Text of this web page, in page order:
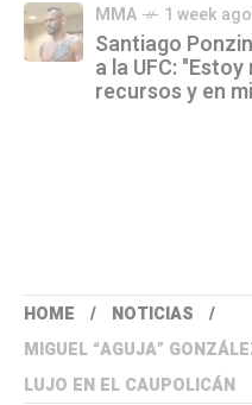
MMA 1 week ago
Santiago
a la UFC:
recursos y en
HOME
NOTICIAS
MIGUEL “AGUJA”
LUJO EN EL CAUPOLICÁN